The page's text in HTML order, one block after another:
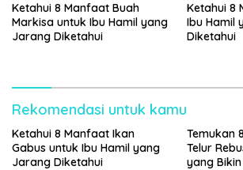
Ketahui 8 Manfaat Buah
Markisa untuk Ibu Hamil yang
Jarang Diketahui
Ketahui 8
Ibu Hamil
Diketahui
Rekomendasi untuk kamu
Ketahui 8 Manfaat Ikan
Gabus untuk Ibu Hamil yang
Jarang Diketahui
Temukan
Telur
yang